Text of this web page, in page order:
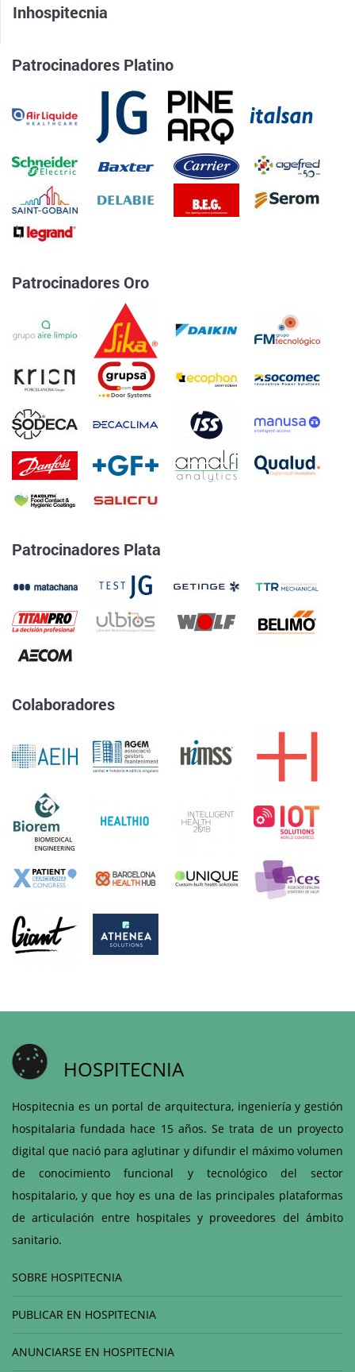
Inhospitecnia
Patrocinadores Platino
Patrocinadores Oro
Patrocinadores Plata
Colaboradores
HOSPITECNIA
Hospitecnia es un portal de arquitectura, ingeniería y gestión
hospitalaria fundada hace 15 años. Se trata de un proyecto
digital que nació para aglutinar y difundir el máximo volumen
de conocimiento funcional y tecnológico del sector
hospitalario, y que hoy es una de las principales plataformas
de articulación entre hospitales y proveedores del ámbito
sanitario.
SOBRE HOSPITECNIA
PUBLICAR EN HOSPITECNIA
ANUNCIARSE EN HOSPITECNIA